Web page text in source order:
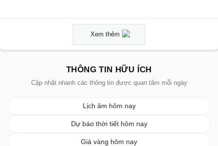
Xem thêm
THÔNG TIN HỮU ÍCH
Cập nhật nhanh các thông tin được quan tâm mỗi ngày
Lịch âm hôm nay
Dự báo thời tiết hôm nay
Giá vàng hôm nay